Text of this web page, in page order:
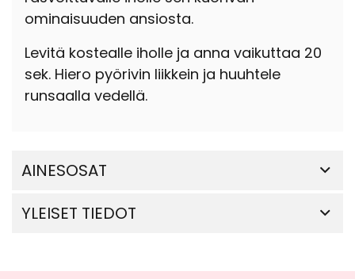
ominaisuuden ansiosta.
Levitä kostealle iholle ja anna vaikuttaa 20
sek. Hiero pyörivin liikkein ja huuhtele
runsaalla vedellä.
AINESOSAT
YLEISET TIEDOT